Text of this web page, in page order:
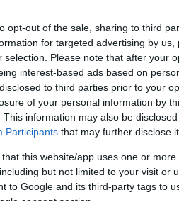
opt-out of the sale, sharing to third
for targeted advertising by
selection. Please note that after your
interest-based ads based on
to third parties prior to your
of your personal information by
This information may also be
Participants that may further disclose
that this website/app uses one or
but not limited to your visit or
to Google and its third-party tags to
consent section.
alle otto del mattino,
A quel punto gli studenti
reiterati diverse volte al
si attivassero per
di farsi trovare a loro volta
prevenire eventuali
situazione.
tentato di nuovo di
fotografatoda una
carabinieriche erano già
all’arresto